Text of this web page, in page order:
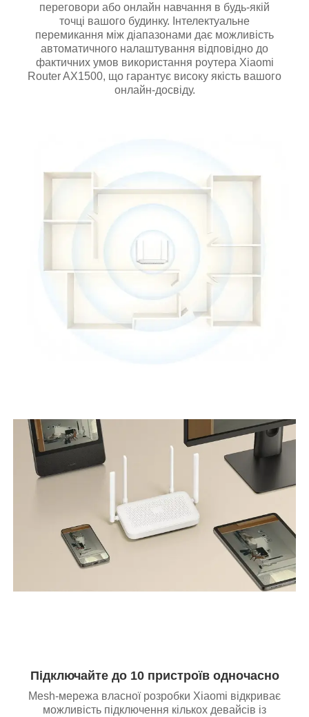
переговори або онлайн навчання в будь-якій
точці вашого будинку. Інтелектуальне
перемикання між діапазонами дає можливість
автоматичного налаштування відповідно до
фактичних умов використання роутера Xiaomi
Router AX1500, що гарантує високу якість вашого
онлайн-досвіду.
Підключайте до 10 пристроїв одночасно
Mesh-мережа власної розробки Xiaomi відкриває
можливість підключення кількох девайсів із